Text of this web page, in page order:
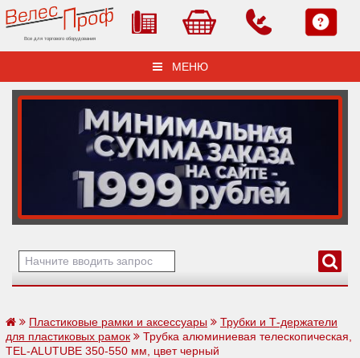
Все для торгового оборудования
МЕНЮ
Пластиковые рамки и аксессуары
Трубки и Т-держатели
для пластиковых рамок
Трубка алюминиевая телескопическая,
TEL-ALUTUBE 350-550 мм, цвет черный